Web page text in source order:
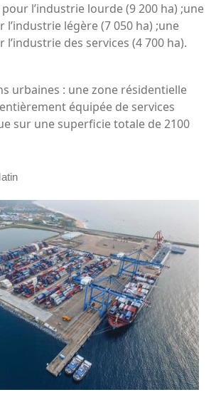
l’industrie lourde (9 200 ha) ;une
l’industrie légère (7 050 ha) ;une
l’industrie des services (4 700 ha).
urbaines : une zone résidentielle
équipée de services
sur une superficie totale de 2100